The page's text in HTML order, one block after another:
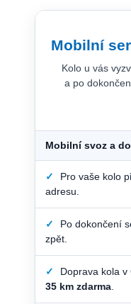
Mobilní
Kolo u vás
a po
Mobilní svoz a
✓
Pro vaše kolo
adresu.
✓
Po dokončení
zpět.
✓
Doprava kola
35 km zdarma